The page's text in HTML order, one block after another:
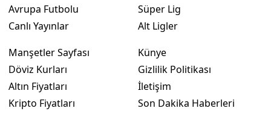
Avrupa Futbolu
Canlı Yayınlar
Süper Lig
Alt Ligler
Manşetler Sayfası
Döviz Kurları
Altın Fiyatları
Kripto Fiyatları
Künye
Gizlilik Politikası
İletişim
Son Dakika Haberleri